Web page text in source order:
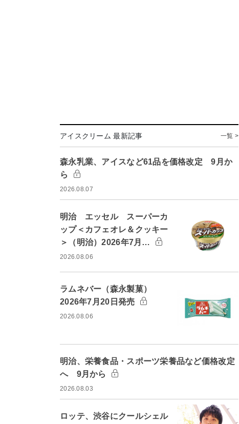
アイスクリーム 最新記事 一覧 >
森永乳業、アイスなど61品を価格改定 9月か
ら
2026.08.07
明治 エッセル スーパーカ
ップ＜カフェオレ＆クッキー
＞（明治）2026年7月…
2026.08.06
ラムネバー（森永製菓）
2026年7月20日発売
2026.08.06
明治、栄養食品・スポーツ栄養品など価格改定
へ 9月から
2026.08.03
ロッテ、渋谷にクールシェル